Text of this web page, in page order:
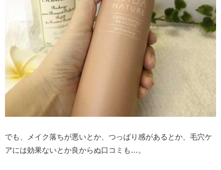
でも、メイク落ちが悪いとか、つっぱり感があるとか、毛穴ケ
アには効果ないとか良からぬ口コミも…。